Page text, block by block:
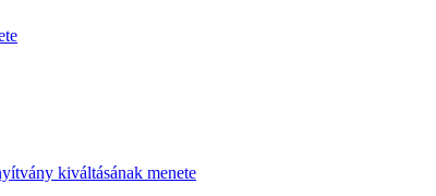
kiváltásának menete